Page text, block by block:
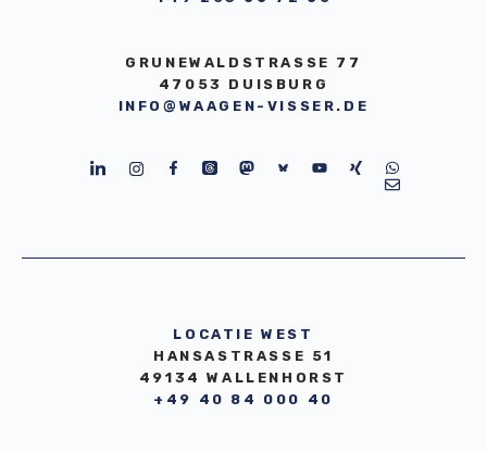
GRUNEWALDSTRASSE 77
47053 DUISBURG
INFO@WAAGEN-VISSER.DE
LOCATIE WEST
HANSASTRASSE 51
49134 WALLENHORST
+49 40 84 000 40